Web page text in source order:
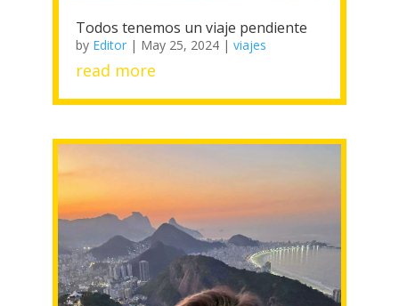
Todos tenemos un viaje pendiente
by Editor| May 25, 2024| viajes
read more